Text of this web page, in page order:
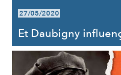
27/05/2020
Et Daubigny